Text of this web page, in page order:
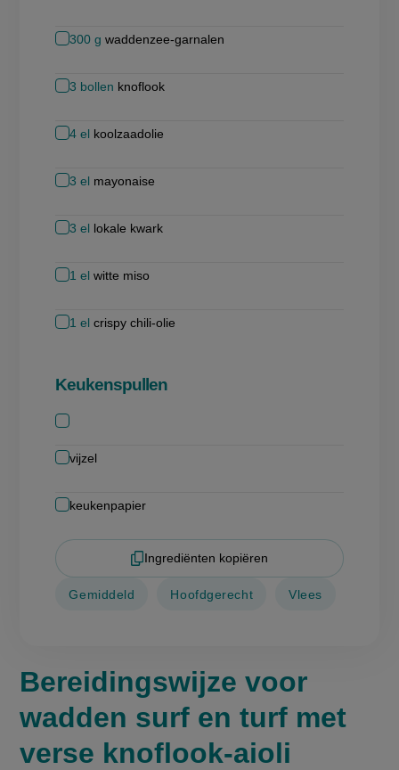
300 g waddenzee-garnalen
3 bollen knoflook
4 el koolzaadolie
3 el mayonaise
3 el lokale kwark
1 el witte miso
1 el crispy chili-olie
Keukenspullen
vijzel
keukenpapier
Ingrediënten kopiëren
Gemiddeld Hoofdgerecht Vlees
Bereidingswijze voor
wadden surf en turf met
verse knoflook-aioli